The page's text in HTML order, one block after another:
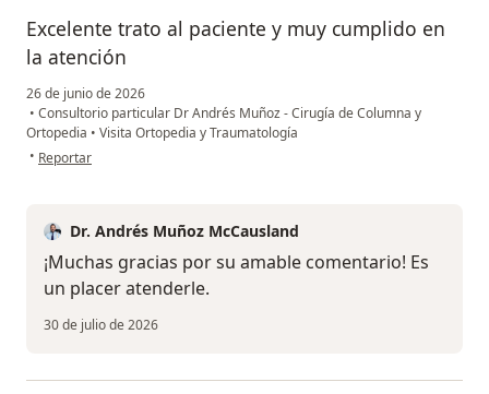
Excelente trato al paciente y muy cumplido en
la atención
26 de junio de 2026
• Consultorio particular Dr Andrés Muñoz - Cirugía de Columna y
Ortopedia • Visita Ortopedia y Traumatología
• en opinión del usuario CSG
Reportar
Dr. Andrés Muñoz McCausland
¡Muchas gracias por su amable comentario! Es
un placer atenderle.
30 de julio de 2026